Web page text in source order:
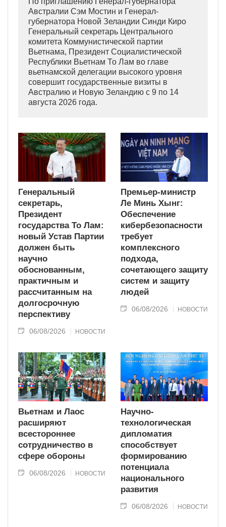
Австралии Сэм Мостин и Генерал-
губернатора Новой Зеландии Синди Киро
Генеральный секретарь Центрального
комитета Коммунистической партии
Вьетнама, Президент Социалистической
Республики Вьетнам То Лам во главе
вьетнамской делегации высокого уровня
совершит государственные визиты в
Австралию и Новую Зеландию с 9 по 14
августа 2026 года.
Генеральный
секретарь,
Президент
государства То Лам:
новый Устав Партии
должен быть
научно
обоснованным,
практичным и
рассчитанным на
долгосрочную
перспективу
06/08/2026 НОВОСТИ
Премьер-министр
Ле Минь Хынг:
Обеспечение
кибербезопасности
требует
комплексного
подхода,
сочетающего защиту
систем и защиту
людей
06/08/2026 НОВОСТИ
Вьетнам и Лаос
расширяют
всестороннее
сотрудничество в
сфере обороны
06/08/2026 НОВОСТИ
Научно-
технологическая
дипломатия
способствует
формированию
потенциала
национального
развития
06/08/2026 НОВОСТИ